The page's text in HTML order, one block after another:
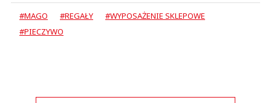
#MAGO #REGAŁY
#WYPOSAŻENIE SKLEPOWE
#PIECZYWO